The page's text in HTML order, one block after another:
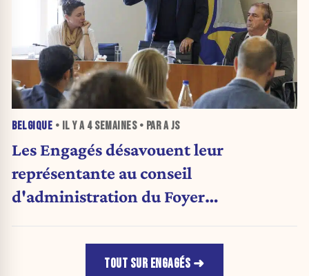
BELGIQUE • IL Y A 4 SEMAINES• PAR A JS
Les Engagés désavouent leur
représentante au conseil
d'administration du Foyer
TOUT SUR ENGAGÉS